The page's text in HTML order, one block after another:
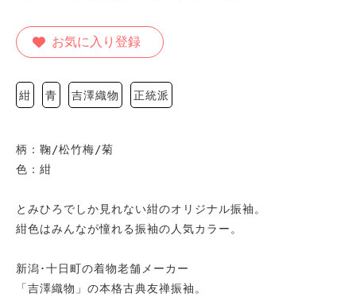
お気に入り登録
紺 青 吉澤織物 正統派
柄：鞠/松竹梅/菊
色：紺
とみひろでしか見れない紺のオリジナル振袖。
紺色はみんなが憧れる振袖の人気カラー。
新潟･十日町の着物老舗メーカー
「吉澤織物」の本格古典友禅振袖。